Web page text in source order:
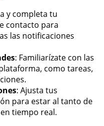
y completa tu
contacto para
las notificaciones
: Familiarízate con las
como tareas,
: Ajusta tus
para estar al tanto de
tiempo real.